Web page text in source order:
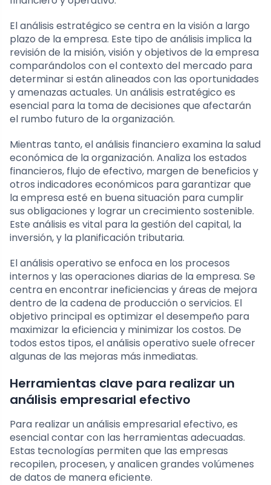
El análisis estratégico se centra en la visión a largo
plazo de la empresa. Este tipo de análisis implica la
revisión de la misión, visión y objetivos de la empresa
comparándolos con el contexto del mercado para
determinar si están alineados con las oportunidades
y amenazas actuales. Un análisis estratégico es
esencial para la toma de decisiones que afectarán
el rumbo futuro de la organización.
Mientras tanto, el análisis financiero examina la salud
económica de la organización. Analiza los estados
financieros, flujo de efectivo, margen de beneficios y
otros indicadores económicos para garantizar que
la empresa esté en buena situación para cumplir
sus obligaciones y lograr un crecimiento sostenible.
Este análisis es vital para la gestión del capital, la
inversión, y la planificación tributaria.
El análisis operativo se enfoca en los procesos
internos y las operaciones diarias de la empresa. Se
centra en encontrar ineficiencias y áreas de mejora
dentro de la cadena de producción o servicios. El
objetivo principal es optimizar el desempeño para
maximizar la eficiencia y minimizar los costos. De
todos estos tipos, el análisis operativo suele ofrecer
algunas de las mejoras más inmediatas.
Herramientas clave para realizar un
análisis empresarial efectivo
Para realizar un análisis empresarial efectivo, es
esencial contar con las herramientas adecuadas.
Estas tecnologías permiten que las empresas
recopilen, procesen, y analicen grandes volúmenes
de datos de manera eficiente.